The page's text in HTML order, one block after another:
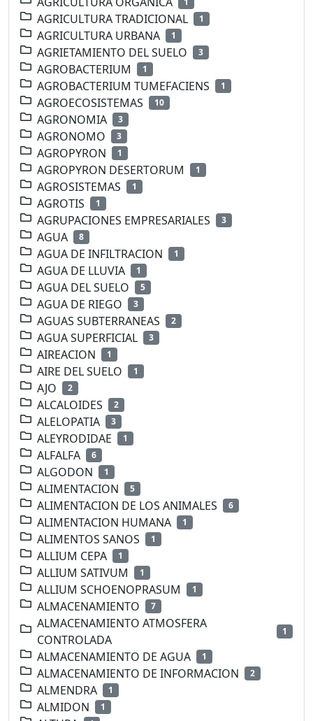
AGRICULTURA TRADICIONAL 1
AGRICULTURA URBANA 1
AGRIETAMIENTO DEL SUELO 3
AGROBACTERIUM 1
AGROBACTERIUM TUMEFACIENS 1
AGROECOSISTEMAS 10
AGRONOMIA 3
AGRONOMO 3
AGROPYRON 1
AGROPYRON DESERTORUM 1
AGROSISTEMAS 1
AGROTIS 1
AGRUPACIONES EMPRESARIALES 3
AGUA 8
AGUA DE INFILTRACION 1
AGUA DE LLUVIA 1
AGUA DEL SUELO 5
AGUA DE RIEGO 3
AGUAS SUBTERRANEAS 2
AGUA SUPERFICIAL 3
AIREACION 1
AIRE DEL SUELO 1
AJO 2
ALCALOIDES 2
ALELOPATIA 3
ALEYRODIDAE 1
ALFALFA 6
ALGODON 1
ALIMENTACION 5
ALIMENTACION DE LOS ANIMALES 6
ALIMENTACION HUMANA 1
ALIMENTOS SANOS 1
ALLIUM CEPA 1
ALLIUM SATIVUM 1
ALLIUM SCHOENOPRASUM 1
ALMACENAMIENTO 7
ALMACENAMIENTO ATMOSFERA
CONTROLADA
1
ALMACENAMIENTO DE AGUA 1
ALMACENAMIENTO DE INFORMACION 2
ALMENDRA 1
ALMIDON 1